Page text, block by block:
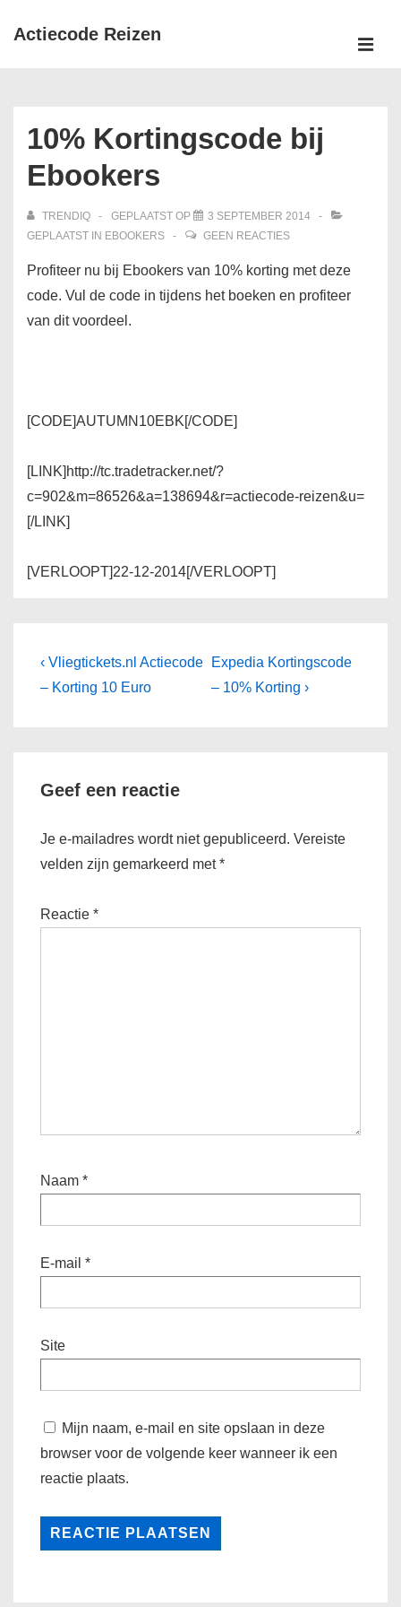
Doorgaan
Actiecode Reizen
10% Kortingscode bij
Ebookers
TRENDIQ GEPLAATST OP
3 SEPTEMBER 2014
GEPLAATST IN EBOOKERS GEEN REACTIES
Profiteer nu bij Ebookers van 10% korting met deze
code. Vul de code in tijdens het boeken en profiteer
van dit voordeel.
[CODE]AUTUMN10EBK[/CODE]
[LINK]http://tc.tradetracker.net/?
c=902&m=86526&a=138694&r=actiecode-reizen&u=
[/LINK]
[VERLOOPT]22-12-2014[/VERLOOPT]
Bericht
navigatie
Vorig
bericht
‹ Vliegtickets.nl Actiecode
– Korting 10 Euro
Volgende
bericht
Expedia Kortingscode
– 10% Korting ›
Geef een reactie
Je e-mailadres wordt niet gepubliceerd. Vereiste
velden zijn gemarkeerd met*
Reactie *
Naam *
E-mail *
Site
Mijn naam, e-mail en site opslaan in deze
browser voor de volgende keer wanneer ik een
reactie plaats.